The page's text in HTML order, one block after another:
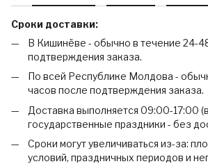
Сроки доставки:
В Кишинёве - обычно в течение 24-
подтверждения заказа.
По всей Республике Молдова -
часов после подтверждения заказа.
Доставка выполняется 09:00-17:00
государственные праздники - без
Сроки могут увеличиваться из-за:
условий, праздничных периодов и